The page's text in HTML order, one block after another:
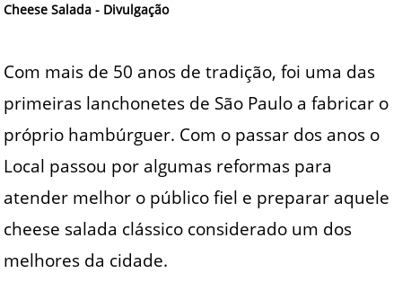
Cheese Salada - Divulgação
Com mais de 50 anos de tradição, foi uma das
primeiras lanchonetes de São Paulo a fabricar o
próprio hambúrguer. Com o passar dos anos o
Local passou por algumas reformas para
atender melhor o público fiel e preparar aquele
cheese salada clássico considerado um dos
melhores da cidade.